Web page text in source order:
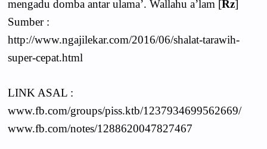
mengadu domba antar ulama’. Wallahu a’lam [Rz]
Sumber :
http://www.ngajilekar.com/2016/06/shalat-tarawih-
super-cepat.html
LINK ASAL :
www.fb.com/groups/piss.ktb/1237934699562669/
www.fb.com/notes/1288620047827467